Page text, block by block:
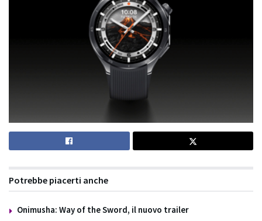
Potrebbe piacerti anche
Onimusha: Way of the Sword, il nuovo trailer